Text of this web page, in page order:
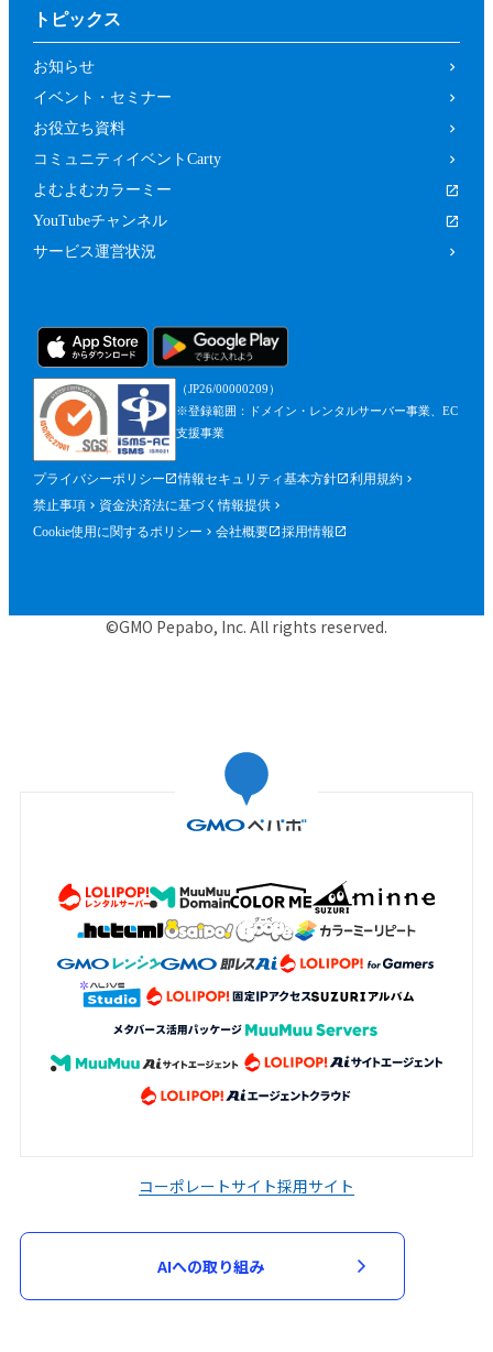
て、法定代理人、後見人､保佐人又は補
カラーミーショップ利用規約、又は当社
の運営するサービスの利用規約に違反し
ている方又は違反するおそれがあると当
社が判断した方
前２項のため、当社は、参加者（参加の申
し込みをした者を含みます。）に対し、当
確認するための情報（法定代理人の連絡先
を含みます。）が確認できるものを含むが
これに限られません。）の提出を求めるこ
とができるものとし、参加者はこれに従う
ものとします。
第５条（参加申込）
参加申込は、当社が提供する申込専用ペー
当社は、前項に基づく参加申込について承
トの参加に関する契約（以下「参加契約」
といいます。）が成立するものとします。
当社は、申込者に対し、第１項に基づく参
合、当該審査のため必要な資料の提出を求
める場合があります。申込者は、当社から
資料の提出を求められた場合には、速やか
に指定された資料を提出するものとしま
加申込を承諾せず又は参加契約を取り消す
ことができるものとします。
偽、不正確又は誤りがあった場合
するサービスの利用停止等の処分を受け
ている場合
第３項に基づく資料の提出がない場合
トピックス
お知らせ
イベント・セミナー
お役立ち資料
コミュニティイベントCarty
よむよむカラーミー
YouTubeチャンネル
サービス運営状況
（JP26/00000209）
※登録範囲：ドメイン・レンタルサーバー事業、EC
支援事業
プライバシーポリシー 情報セキュリティ基本方針
利用規約
禁止事項
資金決済法に基づく情報提供
Cookie使用に関するポリシー
会社概要 採用情報
©GMO Pepabo, Inc. All rights reserved.
コーポレートサイト採用サイト
AIへの取り組み